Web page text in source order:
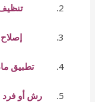
تطبيق
رش أو فرد